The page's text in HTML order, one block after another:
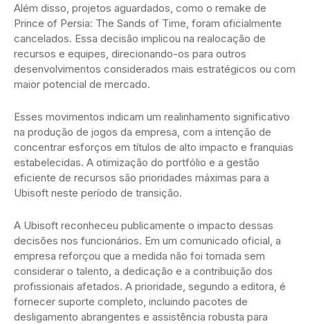
Além disso, projetos aguardados, como o remake de
Prince of Persia: The Sands of Time, foram oficialmente
cancelados. Essa decisão implicou na realocação de
recursos e equipes, direcionando-os para outros
desenvolvimentos considerados mais estratégicos ou com
maior potencial de mercado.
Esses movimentos indicam um realinhamento significativo
na produção de jogos da empresa, com a intenção de
concentrar esforços em títulos de alto impacto e franquias
estabelecidas. A otimização do portfólio e a gestão
eficiente de recursos são prioridades máximas para a
Ubisoft neste período de transição.
A Ubisoft reconheceu publicamente o impacto dessas
decisões nos funcionários. Em um comunicado oficial, a
empresa reforçou que a medida não foi tomada sem
considerar o talento, a dedicação e a contribuição dos
profissionais afetados. A prioridade, segundo a editora, é
fornecer suporte completo, incluindo pacotes de
desligamento abrangentes e assistência robusta para